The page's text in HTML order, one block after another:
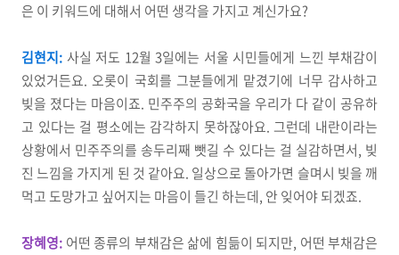
은 이 키워드에 대해서 어떤 생각을 가지고 계신가요?
김현지: 사실 저도 12월 3일에는 서울 시민들에게 느낀 부채감이
있었거든요. 오롯이 국회를 그분들에게 맡겼기에 너무 감사하고
빚을 졌다는 마음이죠. 민주주의 공화국을 우리가 다 같이 공유하
고 있다는 걸 평소에는 감각하지 못하잖아요. 그런데 내란이라는
상황에서 민주주의를 송두리째 뺏길 수 있다는 걸 실감하면서, 빚
진 느낌을 가지게 된 것 같아요. 일상으로 돌아가면 슬며시 빚을 깨
먹고 도망가고 싶어지는 마음이 들긴 하는데, 안 잊어야 되겠죠.
장혜영: 어떤 종류의 부채감은 삶에 힘듦이 되지만, 어떤 부채감은